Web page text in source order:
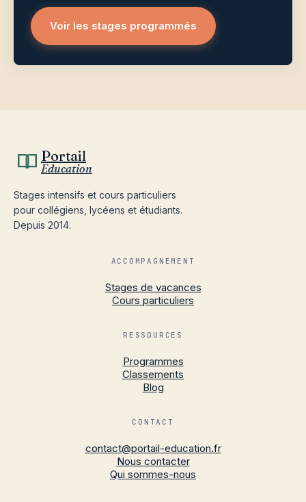
Voir les stages programmés
Portail
Education
Stages intensifs et cours particuliers
pour collégiens, lycéens et étudiants.
Depuis 2014.
ACCOMPAGNEMENT
Stages de vacances
Cours particuliers
RESSOURCES
Programmes
Classements
Blog
CONTACT
contact@portail-education.fr
Nous contacter
Qui sommes-nous